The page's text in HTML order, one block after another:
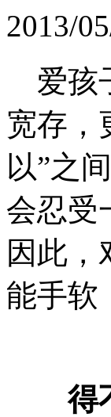
2013/
爱孩
宽存，
以”之
会忍受
因此，
能手
得